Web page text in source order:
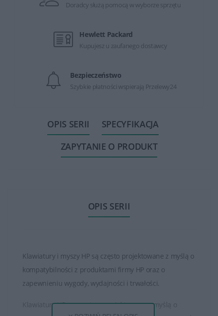
Doradcy służą pomocą w wyborze sprzętu
Hewlett Packard
Kupujesz u zaufanego dostawcy
Bezpieczeństwo
Szybkie płatności wspierają Przelewy24
OPIS SERII
SPECYFIKACJA
ZAPYTANIE O PRODUKT
OPIS SERII
Klawiatury i myszy HP są często projektowane z myślą o
kompatybilności z produktami firmy HP oraz o
zapewnieniu wygody, wydajności i trwałości.
Klawiatury HP są często zaprojektowane z myślą o